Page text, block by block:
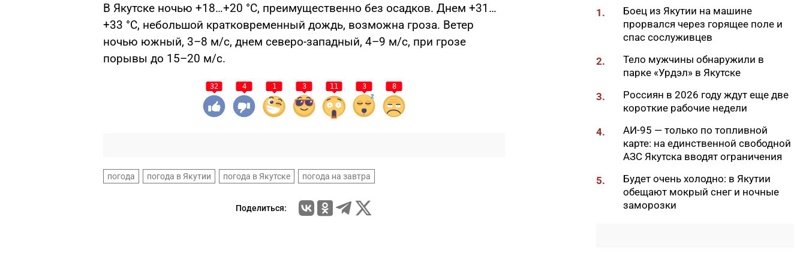
В Якутске ночью +18…+20 °С, преимущественно без осадков. Днем +31…
+33 °С, небольшой кратковременный дождь, возможна гроза. Ветер
ночью южный, 3–8 м/с, днем северо-западный, 4–9 м/с, при грозе
порывы до 15–20 м/с.
32 4 1 3 11 3 8
погода погода в Якутии погода в Якутске погода на завтра
Поделиться:
индивидуальными домами
Пока в Якутии была ночь:
кишечная палочка в бургерах,
ЧС из-за непогоды и побег от
медведя
06:00
В Якутске в пятницу потеплеет
до +23 градусов
21:58
В Якутии планируют создать
центр обработки данных для
развития ИИ
21:30
В Тулагино-Кильдямском
наслеге обсудили вопросы
развития территории и
поддержки
1.
Боец из Якутии на машине
прорвался через горящее поле и
спас сослуживцев
2.
Тело мужчины обнаружили в
парке «Урдэл» в Якутске
3.
Россиян в 2026 году ждут еще две
короткие рабочие недели
4.
АИ-95 — только по топливной
карте: на единственной свободной
АЗС Якутска вводят ограничения
5.
Будет очень холодно: в Якутии
обещают мокрый снег и ночные
заморозки